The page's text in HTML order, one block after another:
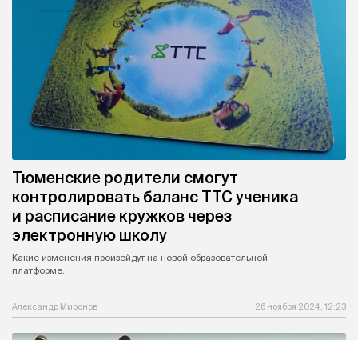
Тюменские родители смогут
контролировать баланс ТТС ученика
и расписание кружков через
электронную школу
Какие изменения произойдут на новой образовательной
платформе.
Александр Миронов 26 ноября 2024, 12:23